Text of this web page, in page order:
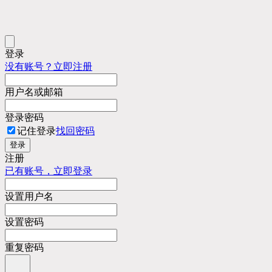
登录
没有账号？立即注册
用户名或邮箱
登录密码
记住登录找回密码
登录
注册
已有账号，立即登录
设置用户名
设置密码
重复密码